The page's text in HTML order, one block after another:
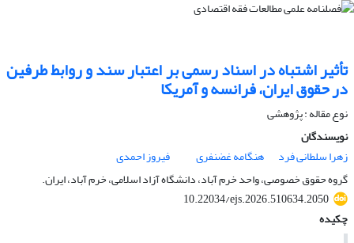
تأثیر اشتباه در اسناد رسمی بر اعتبار سند و روابط طرفین
در حقوق ایران، فرانسه و آمریکا
نوع مقاله : پژوهشی
نویسندگان
زهرا سلطانی فرد
هنگامه غضنفری
فیروز احمدی
گروه حقوق خصوصی، واحد خرم آباد، دانشگاه آزاد اسلامی، خرم آباد، ایران.
10.22034/ejs.2026.510634.2050
چکیده